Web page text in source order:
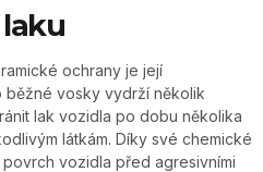
ochrany je její
běžné vosky vydrží několik
lak vozidla po dobu několika
látkám. Díky své chemické
vozidla před agresivními